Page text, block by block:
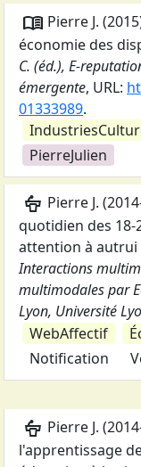
menu_book Pierre J. (2015
économie des
C. (éd.), E-
émergente, URL:
01333989.
PierreJulien
podium Pierre J. (
quotidien des
attention à autrui
Interactions
multimodales par
Lyon, Université
WebAffectif
Notification
podium Pierre J. (
l'apprentissage